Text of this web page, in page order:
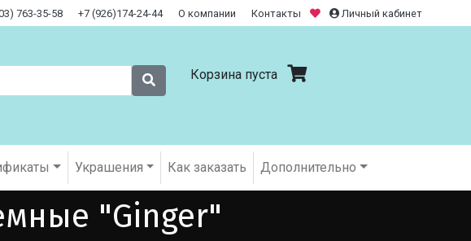
763-35-58 +7 (926)174-24-44 О компании Контакты Личный кабинет
Корзина пуста
Украшения Как заказать Дополнительно
"Ginger"